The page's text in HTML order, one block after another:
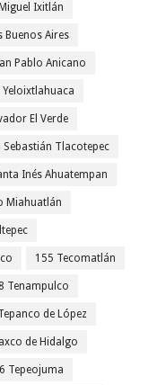
Ixitlán
Buenos Aires
Pablo Anicano
El Verde
Sebastián Tlacotepec
Inés Ahuatempan
Miahuatlán
155 Tecomatlán
Tenampulco
de López
de Hidalgo
Tepeojuma